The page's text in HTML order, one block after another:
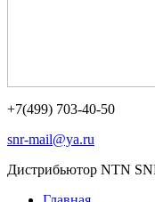
+7(499) 703-40-50
snr-mail@ya.ru
Дистрибьютор NTN